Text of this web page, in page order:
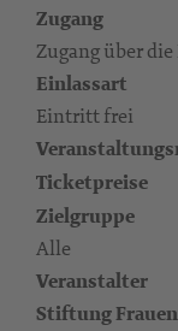
Zugang
Zugang über die
Einlassart
Eintritt frei
Ticketpreise
Zielgruppe
Alle
Veranstalter
Stiftung